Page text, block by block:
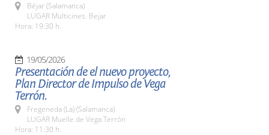
Béjar (Salamanca)
LUGAR Multicines. Bejar
Hora: 19:30 h.
19/05/2026
Presentación de el nuevo proyecto,
Plan Director de Impulso de Vega
Terrón.
Fregeneda (La) (Salamanca)
LUGAR Muelle de Vega Terrón
Hora: 11:30 h.